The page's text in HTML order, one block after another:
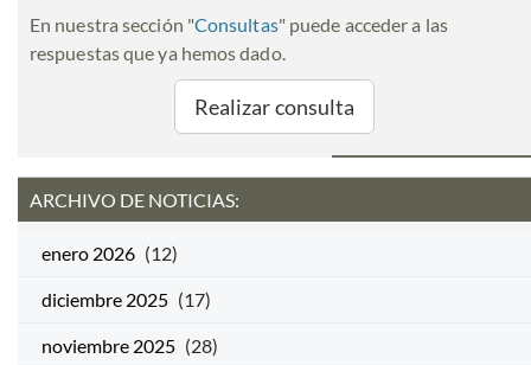
En nuestra sección "Consultas" puede acceder a las
respuestas que ya hemos dado.
Realizar consulta
ARCHIVO DE NOTICIAS:
enero 2026 (12)
diciembre 2025 (17)
noviembre 2025 (28)